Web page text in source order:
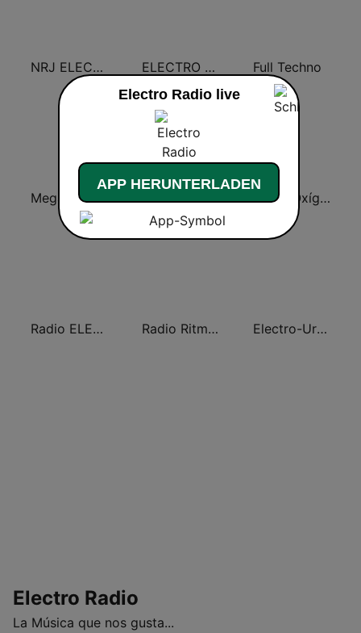
NRJ ELECTRO ELECTRO DANCE Full Techno
Megamix Radio Panamericana Radio Oxígeno
Radio ELECTRO Radio Ritmo Romántica Electro-Urbana
Electro Radio
La Música que nos gusta...
Electro Radio live
APP HERUNTERLADEN